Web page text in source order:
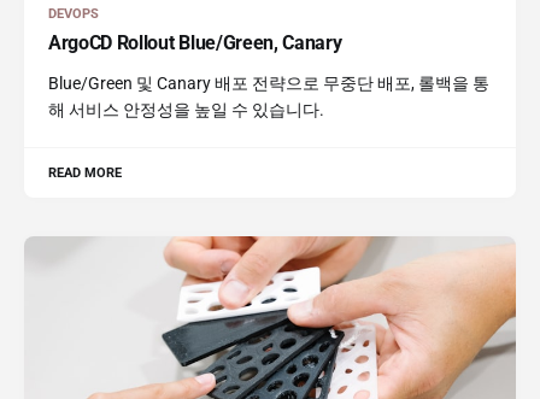
DEVOPS
ArgoCD Rollout Blue/Green, Canary
Blue/Green 및 Canary 배포 전략으로 무중단 배포, 롤백을 통
해 서비스 안정성을 높일 수 있습니다.
READ MORE